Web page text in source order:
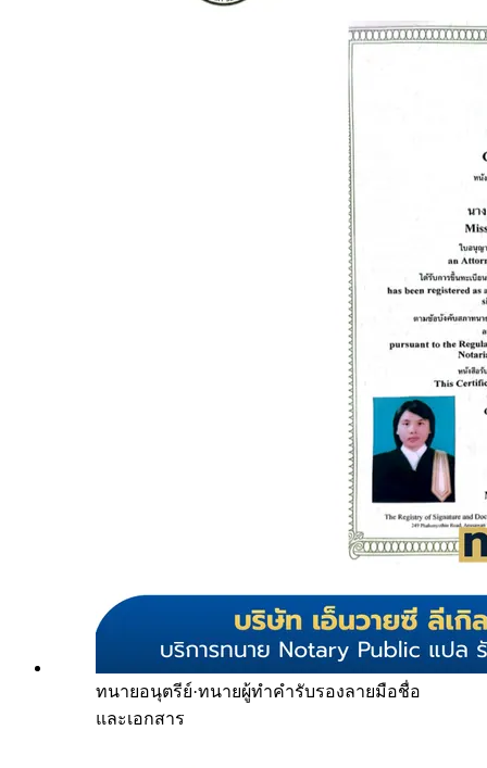
ทนายอนุตรีย์·ทนายผู้ทำคำรับรองลายมือชื่อ
และเอกสาร